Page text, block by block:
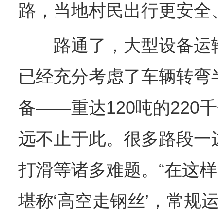
路，当地村民出行更安全
路通了，大型设备运
已经充分考虑了车辆转
备——重达120吨的220千
远不止于此。很多路段
打滑等诸多难题。“在这
堪称‘高空走钢丝’，常规